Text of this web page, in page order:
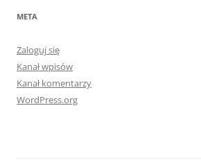
META
Zaloguj się
Kanał wpisów
Kanał komentarzy
WordPress.org